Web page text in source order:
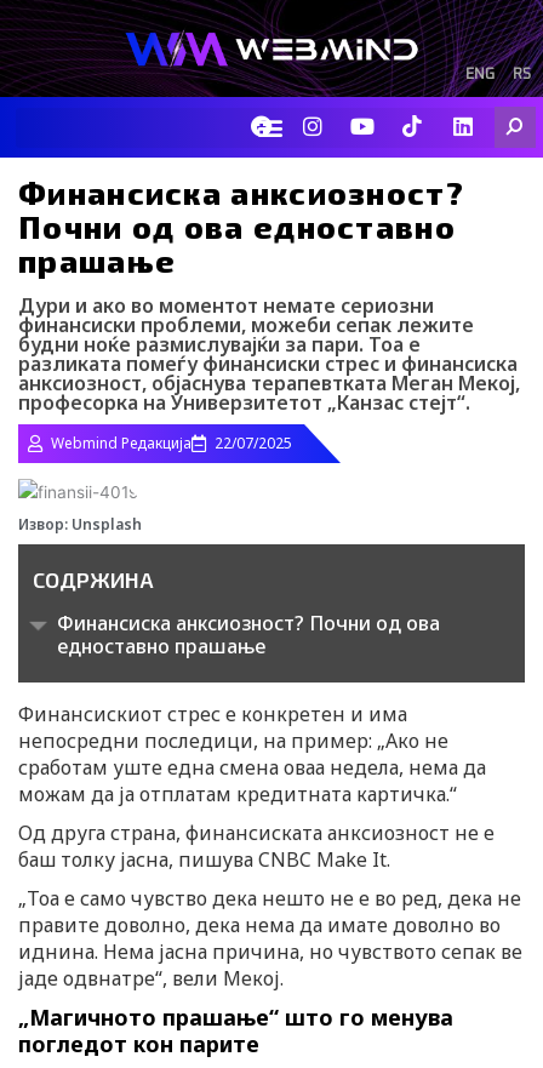
Skip
to
content
RS
ENG
F
a
c
b
o
o
I
n
s
a
g
r
Y
o
u
u
b
e
I
c
o
t
i
k
i
k
t
o
k
L
i
n
k
Финансиска анксиозност?
Почни од ова едноставно
прашање
Дури и ако во моментот немате сериозни
финансиски проблеми, можеби сепак лежите
будни ноќе размислувајќи за пари. Тоа е
разликата помеѓу финансиски стрес и финансиска
анксиозност, објаснува терапевтката Меган Мекој,
професорка на Универзитетот „Канзас стејт“.
Webmind Редакција 22/07/2025
Извор: Unsplash
СОДРЖИНА
Финансиска анксиозност? Почни од ова
едноставно прашање
Финансискиот стрес е конкретен и има
непосредни последици, на пример: „Ако не
сработам уште една смена оваа недела, нема да
можам да ја отплатам кредитната картичка.“
Од друга страна, финансиската анксиозност не е
баш толку јасна, пишува CNBC Make It.
„Тоа е само чувство дека нешто не е во ред, дека не
правите доволно, дека нема да имате доволно во
иднина. Нема јасна причина, но чувството сепак ве
јаде одвнатре“, вели Мекој.
„Магичното прашање“ што го менува
погледот кон парите